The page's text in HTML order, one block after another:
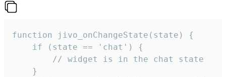
function jivo_onChangeState(state) {
    if (state == 'chat') {
        // widget is in the chat state
    }